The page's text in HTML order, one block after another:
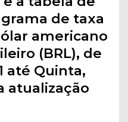
de taxa
americano
(BRL), de
até Quinta,
atualização